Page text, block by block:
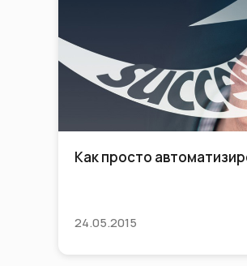
Как просто
24.05.2015